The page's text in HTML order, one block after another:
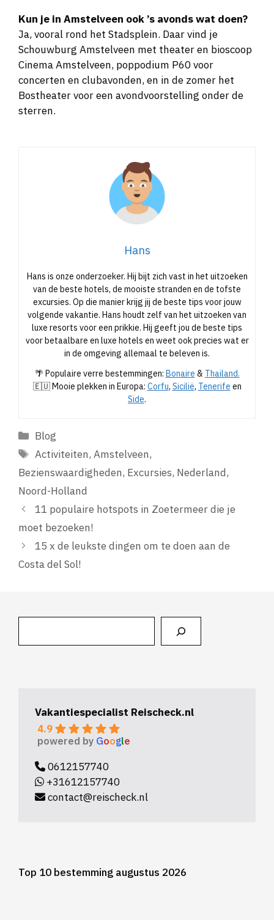
Kun je in Amstelveen ook ’s avonds wat doen?
Ja, vooral rond het Stadsplein. Daar vind je
Schouwburg Amstelveen met theater en bioscoop
Cinema Amstelveen, poppodium P60 voor
concerten en clubavonden, en in de zomer het
Bostheater voor een avondvoorstelling onder de
sterren.
Hans
Hans is onze onderzoeker. Hij bijt zich vast in het uitzoeken
van de beste hotels, de mooiste stranden en de tofste
excursies. Op die manier krijg jij de beste tips voor jouw
volgende vakantie. Hans houdt zelf van het uitzoeken van
luxe resorts voor een prikkie. Hij geeft jou de beste tips
voor betaalbare en luxe hotels en weet ook precies wat er
in de omgeving allemaal te beleven is.
🌴 Populaire verre bestemmingen: Bonaire & Thailand.
🇪🇺 Mooie plekken in Europa: Corfu, Sicilië, Tenerife en
Side.
Categorieën
Blog
Tags
Activiteiten,Amstelveen,
Bezienswaardigheden, Excursies, Nederland,
Noord-Holland
11 populaire hotspots in Zoetermeer die je
moet bezoeken!
15 x de leukste dingen om te doen aan de
Costa del Sol!
Vakantiespecialist Reischeck.nl
4.9
powered by Google
0612157740
+31612157740
contact@reischeck.nl
Top 10 bestemming augustus 2026